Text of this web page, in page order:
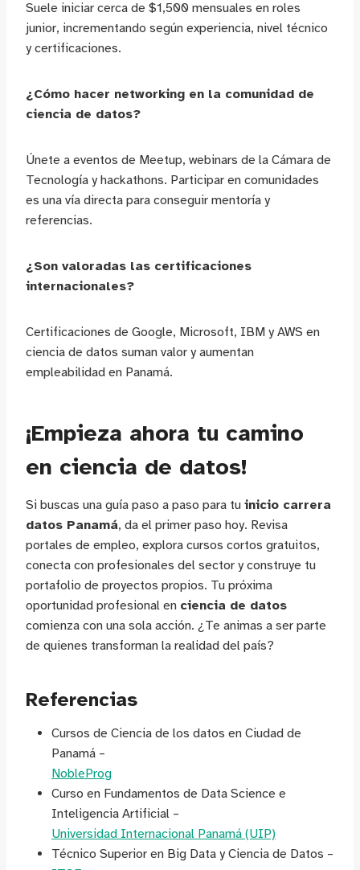
Suele iniciar cerca de $1,500 mensuales en roles
junior, incrementando según experiencia, nivel técnico
y certificaciones.
¿Cómo hacer networking en la comunidad de
ciencia de datos?
Únete a eventos de Meetup, webinars de la Cámara de
Tecnología y hackathons. Participar en comunidades
es una vía directa para conseguir mentoría y
referencias.
¿Son valoradas las certificaciones
internacionales?
Certificaciones de Google, Microsoft, IBM y AWS en
ciencia de datos suman valor y aumentan
empleabilidad en Panamá.
¡Empieza ahora tu camino
en ciencia de datos!
Si buscas una guía paso a paso para tu inicio carrera
datos Panamá, da el primer paso hoy. Revisa
portales de empleo, explora cursos cortos gratuitos,
conecta con profesionales del sector y construye tu
portafolio de proyectos propios. Tu próxima
oportunidad profesional en ciencia de datos
comienza con una sola acción. ¿Te animas a ser parte
de quienes transforman la realidad del país?
Referencias
Cursos de Ciencia de los datos en Ciudad de
Panamá –
NobleProg
Curso en Fundamentos de Data Science e
Inteligencia Artificial –
Universidad Internacional Panamá (UIP)
Técnico Superior en Big Data y Ciencia de Datos –